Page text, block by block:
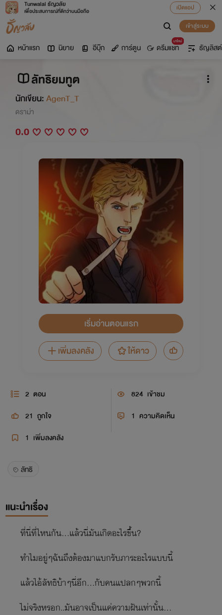
Tunwalai ธัญวลัย
เพื่อประสบการณ์ที่ดีกว่าบนมือถือ
เปิดแอป
เข้าสู่ระบบ
หน้าแรก นิยาย อีบุ๊ก การ์ตูน
มาใหม่
ดรีมแชท ธัญลิสต์
ลัทธิยมทูต
นักเขียน:AgenT_T
ดราม่า
0.0
เริ่มอ่านตอนแรก
เพิ่มลงคลัง
ให้ดาว
2 ตอน 824 เข้าชม
21 ถูกใจ 1 ความคิดเห็น
1 เพิ่มลงคลัง
ลัทธิ
แนะนำเรื่อง
ที่นี่ที่ไหนกัน...แล้วนี่มันเกิดอะไรขึ้น?
ทำไมอยู่ๆฉันถึงต้องมาแบกรับภาระอะไรแบบนี้
แล้วไอ้ลัทธิบ้าๆนี่อีก...กับคนแปลกๆพวกนี้
ไม่จริงหรอก..มันอาจเป็นแค่ความฝันเท่านั้น...